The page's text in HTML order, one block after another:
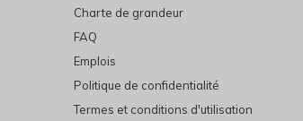
Charte de grandeur
FAQ
Emplois
Politique de confidentialité
Termes et conditions d'utilisation